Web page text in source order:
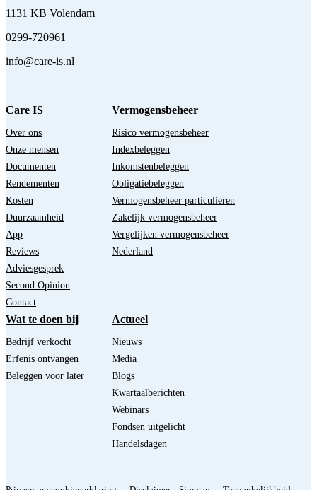
1131 KB Volendam
0299-720961
info@care-is.nl
Care IS
Over ons
Onze mensen
Documenten
Rendementen
Kosten
Duurzaamheid
App
Reviews
Adviesgesprek
Second Opinion
Contact
Vermogensbeheer
Risico vermogensbeheer
Indexbeleggen
Inkomstenbeleggen
Obligatiebeleggen
Vermogensbeheer particulieren
Zakelijk vermogensbeheer
Vergelijken vermogensbeheer
Nederland
Wat te doen bij
Bedrijf verkocht
Erfenis ontvangen
Beleggen voor later
Actueel
Nieuws
Media
Blogs
Kwartaalberichten
Webinars
Fondsen uitgelicht
Handelsdagen